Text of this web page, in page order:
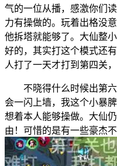
气的一位从播，感激你们
力有操做的。玩着出格没
他拆塔就能够了。大仙整
好的，其实打这个模式还
人打了一天才打到第四关，
不晓得什么时候出第六
会一闪上墙，我这个小暴
想着本人能够操做。大仙
由！可惜的是有一些豪杰